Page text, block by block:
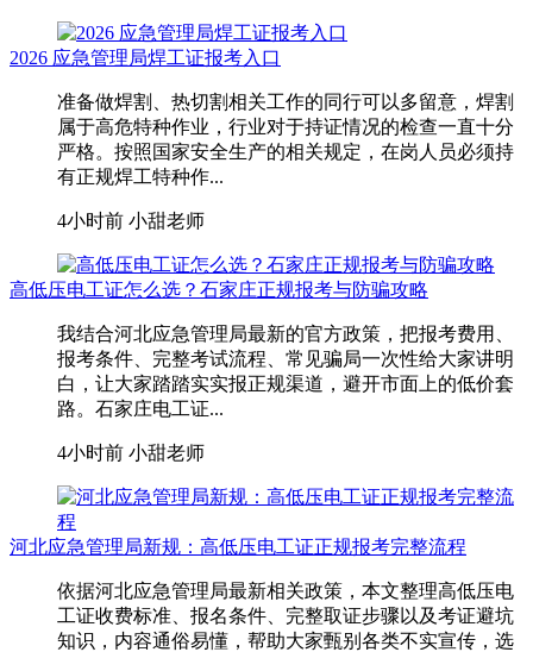
2026 应急管理局焊工证报考入口
准备做焊割、热切割相关工作的同行可以多留意，焊割
属于高危特种作业，行业对于持证情况的检查一直十分
严格。按照国家安全生产的相关规定，在岗人员必须持
有正规焊工特种作...
4小时前 小甜老师
高低压电工证怎么选？石家庄正规报考与防骗攻略
我结合河北应急管理局最新的官方政策，把报考费用、
报考条件、完整考试流程、常见骗局一次性给大家讲明
白，让大家踏踏实实报正规渠道，避开市面上的低价套
路。石家庄电工证...
4小时前 小甜老师
河北应急管理局新规：高低压电工证正规报考完整流程
依据河北应急管理局最新相关政策，本文整理高低压电
工证收费标准、报名条件、完整取证步骤以及考证避坑
知识，内容通俗易懂，帮助大家甄别各类不实宣传，选